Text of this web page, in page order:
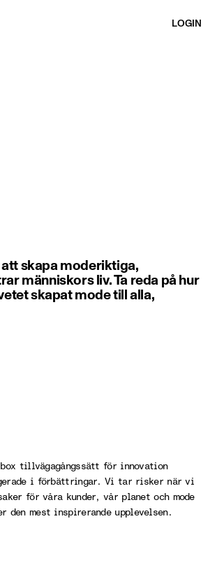
LOGIN
skapa moderiktiga,
människors liv. Ta reda på hur
skapat mode till alla,
tillvägagångssätt för innovation
i förbättringar. Vi tar risker när vi
för våra kunder, vår planet och mode
den mest inspirerande upplevelsen.